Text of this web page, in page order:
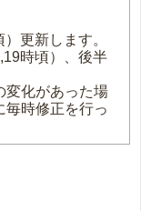
更新します。
時頃）、後半
変化があった場
毎時修正を行っ